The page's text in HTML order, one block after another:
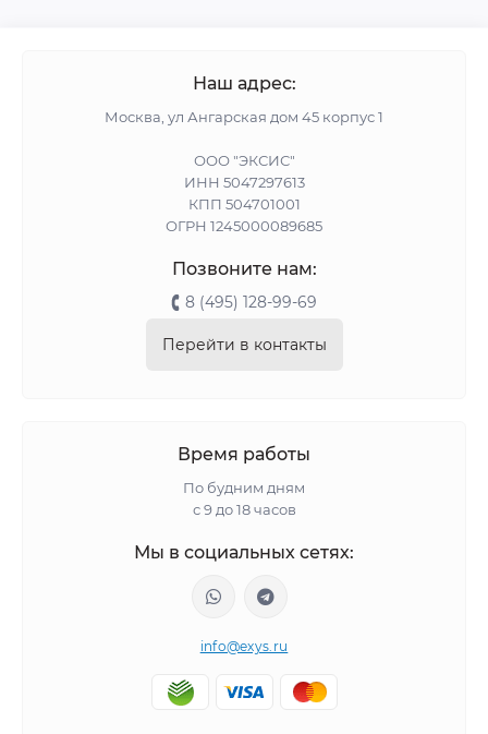
Наш адрес:
Москва, ул Ангарская дом 45 корпус 1
ООО "ЭКСИС"
ИНН 5047297613
КПП 504701001
ОГРН 1245000089685
Позвоните нам:
8 (495) 128-99-69
Перейти в контакты
Время работы
По будним дням
с 9 до 18 часов
Мы в социальных сетях:
info@exys.ru